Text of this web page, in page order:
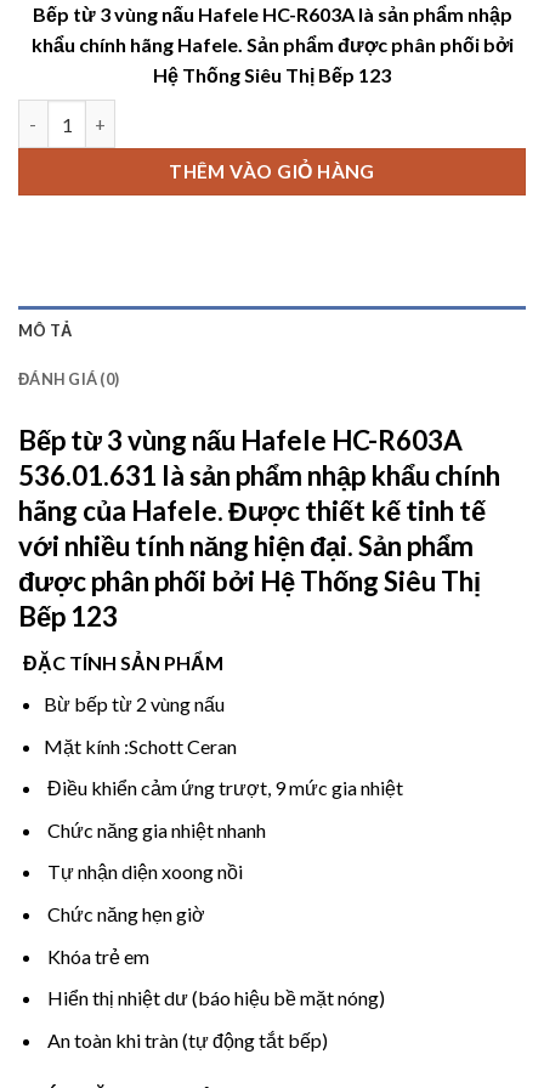
là:
14,990,000 ₫.
tại
là:
Bếp từ 3 vùng nấu Hafele HC-R603A là sản phẩm nhập
khẩu chính hãng Hafele. Sản phẩm được phân phối bởi
Hệ Thống Siêu Thị Bếp 123
THÊM VÀO GIỎ HÀNG
MÔ TẢ
ĐÁNH GIÁ (0)
Bếp từ 3 vùng nấu Hafele HC-R603A
536.01.631 là sản phẩm nhập khẩu chính
hãng của Hafele. Được thiết kế tinh tế
với nhiều tính năng hiện đại. Sản phẩm
được phân phối bởi Hệ Thống Siêu Thị
Bếp 123
ĐẶC TÍNH SẢN PHẨM
Bừ bếp từ 2 vùng nấu
Mặt kính :Schott Ceran
Điều khiển cảm ứng trượt, 9 mức gia nhiệt
Chức năng gia nhiệt nhanh
Tự nhận diện xoong nồi
Chức năng hẹn giờ
Khóa trẻ em
Hiển thị nhiệt dư (báo hiệu bề mặt nóng)
An toàn khi tràn (tự động tắt bếp)